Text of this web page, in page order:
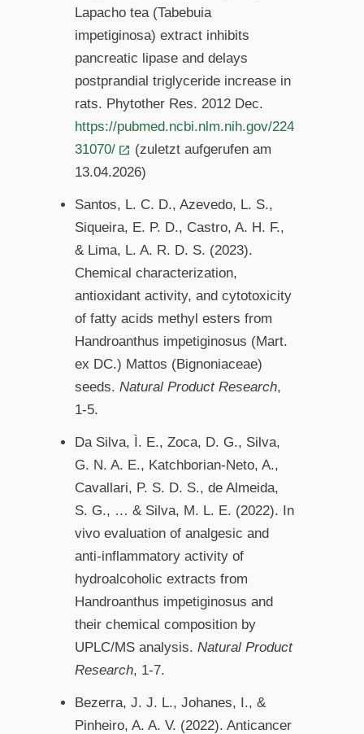
Lapacho tea (Tabebuia
impetiginosa) extract inhibits
pancreatic lipase and delays
postprandial triglyceride increase in
rats. Phytother Res. 2012 Dec.
https://pubmed.ncbi.nlm.nih.gov/224
31070/
(zuletzt aufgerufen am
13.04.2026)
Santos, L. C. D., Azevedo, L. S.,
Siqueira, E. P. D., Castro, A. H. F.,
& Lima, L. A. R. D. S. (2023).
Chemical characterization,
antioxidant activity, and cytotoxicity
of fatty acids methyl esters from
Handroanthus impetiginosus (Mart.
ex DC.) Mattos (Bignoniaceae)
seeds.Natural Product Research,
1-5.
Da Silva, Ì. E., Zoca, D. G., Silva,
G. N. A. E., Katchborian-Neto, A.,
Cavallari, P. S. D. S., de Almeida,
S. G., … & Silva, M. L. E. (2022). In
vivo evaluation of analgesic and
anti-inflammatory activity of
hydroalcoholic extracts from
Handroanthus impetiginosus and
their chemical composition by
UPLC/MS analysis.Natural Product
Research, 1-7.
Bezerra, J. J. L., Johanes, I., &
Pinheiro, A. A. V. (2022). Anticancer